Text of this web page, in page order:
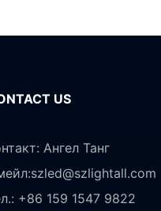
US
Ангел Танг
szled@szlightall.com
+86 159 1547 9822